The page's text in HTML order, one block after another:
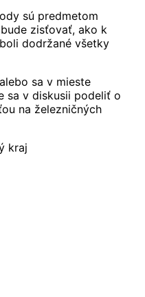
sú predmetom
zisťovať, ako k
dodržané všetky
sa v mieste
sa v diskusii podeliť o
na železničných
kraj